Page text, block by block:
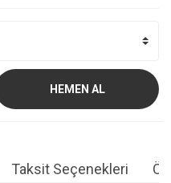
HEMEN AL
Taksit Seçenekleri